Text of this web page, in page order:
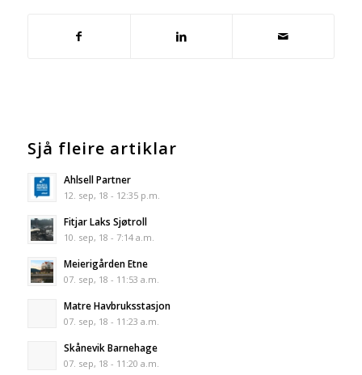
Sjå fleire artiklar
Ahlsell Partner
12. sep, 18 - 12:35 p.m.
Fitjar Laks Sjøtroll
10. sep, 18 - 7:14 a.m.
Meierigården Etne
07. sep, 18 - 11:53 a.m.
Matre Havbruksstasjon
07. sep, 18 - 11:23 a.m.
Skånevik Barnehage
07. sep, 18 - 11:20 a.m.